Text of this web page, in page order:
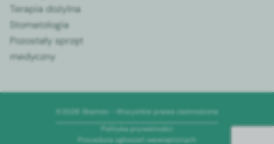
Terapia dożylna
Stomatologia
Pozostały sprzęt
medyczny
©2026 Skamex - Wszystkie prawa zastrzeżone
Polityka prywatności
Procedura zgłoszeń wewnętrznych